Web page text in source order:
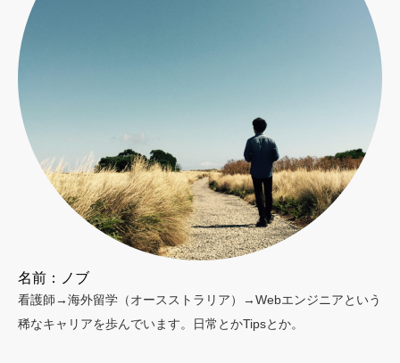
名前：ノブ
看護師→海外留学（オースストラリア）→Webエンジニアという
稀なキャリアを歩んでいます。日常とかTipsとか。